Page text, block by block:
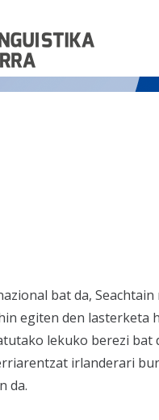
bat da,
egiten den lasterketa
lekuko berezi
irlanderari
da.